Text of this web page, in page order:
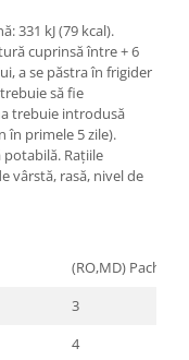
331 kJ (79 kcal).
cuprinsă între + 6
a se păstra în frigider
să fie
trebuie introdusă
în primele 5 zile).
Rațiile
vârstă, rasă, nivel de
(RO,MD) Pachet
3
4